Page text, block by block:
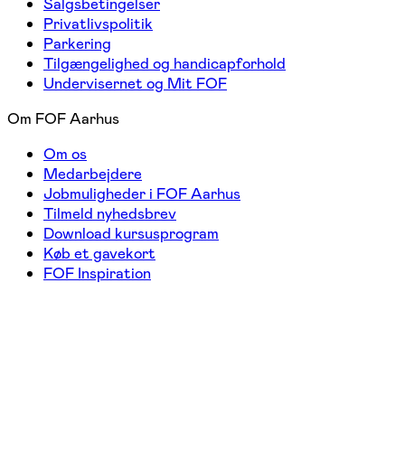
Privatlivspolitik
Parkering
Tilgængelighed og handicapforhold
Undervisernet og Mit FOF
Om FOF Aarhus
Om os
Medarbejdere
Jobmuligheder i FOF Aarhus
Tilmeld nyhedsbrev
Download kursusprogram
Køb et gavekort
FOF Inspiration